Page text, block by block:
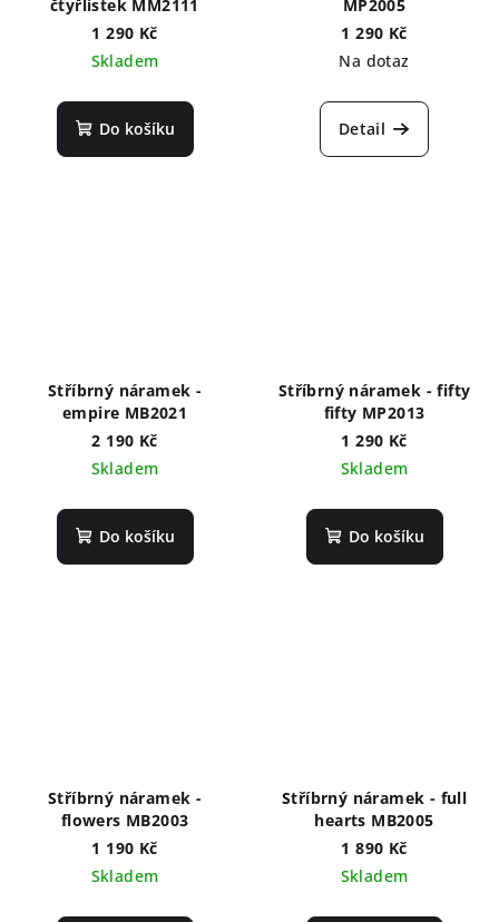
čtyřlístek MM2111
1 290 Kč
Skladem
Do košíku
MP2005
1 290 Kč
Na dotaz
Detail
Stříbrný náramek -
empire MB2021
2 190 Kč
Skladem
Do košíku
Stříbrný náramek - fifty
fifty MP2013
1 290 Kč
Skladem
Do košíku
Stříbrný náramek -
flowers MB2003
1 190 Kč
Skladem
Stříbrný náramek - full
hearts MB2005
1 890 Kč
Skladem